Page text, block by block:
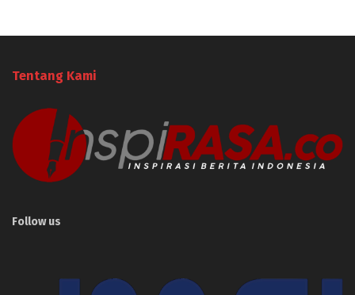
Tentang Kami
Follow us